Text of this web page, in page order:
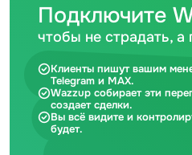
Подключите
чтобы не страдать, а
Клиенты пишут вашим
Telegram и MAX.
Wazzup собирает эти
создает сделки.
Вы всё видите и
будет.